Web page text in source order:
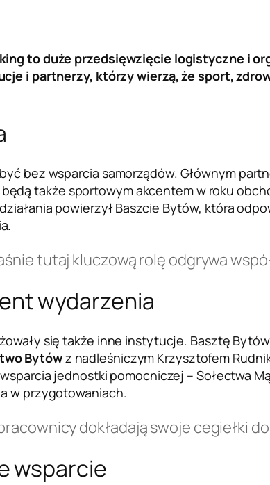
to duże przedsięwzięcie logistyczne i
i partnerzy, którzy wierzą, że sport,
bez wsparcia samorządów. Głównym
także sportowym akcentem w roku
powierzył Baszcie Bytów, która
tutaj kluczową rolę odgrywa
wydarzenia
się także inne instytucje. Basztę
Bytówz nadleśniczym Krzysztofem
jednostki pomocniczej – Sołectwa
w przygotowaniach.
dokładają swoje cegiełki
wsparcie